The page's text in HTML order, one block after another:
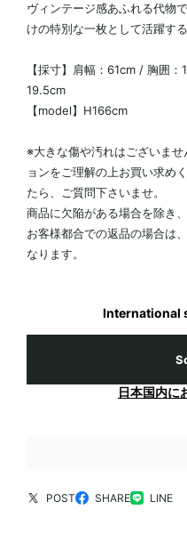
ヴィンテージ感あふれる代物
けの特別な一枚として活躍す
【採寸】肩幅：61cm / 胸囲
19.5cm
【model】H166cm
※大きな傷や汚れはございま
ョンをご理解の上お買い求め
たら、ご質問下さいませ。
商品に欠陥がある場合を除き
お客様都合での返品の場合は
なります。
International
日本国内に
POST SHARE LINE